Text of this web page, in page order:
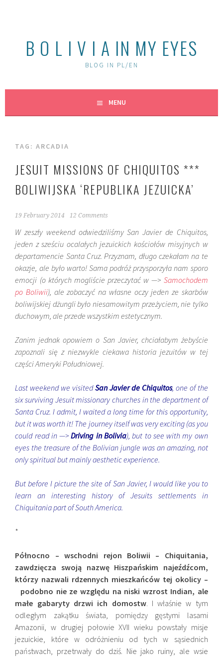
B O L I V I A IN MY EYES
BLOG IN PL/EN
MENU
TAG:ARCADIA
JESUIT MISSIONS OF CHIQUITOS ***
BOLIWIJSKA ‘REPUBLIKA JEZUICKA’
19 February 2014 12 Comments
W zeszły weekend odwiedziliśmy San Javier de Chiquitos,
jeden z sześciu ocalałych jezuickich kościołów misyjnych w
departamencie Santa Cruz. Przyznam, długo czekałam na te
okazje, ale było warto! Sama podróż przysporzyła nam sporo
emocji (o których mogliście przeczytać w —> Samochodem
po Boliwii), ale zobaczyć na własne oczy jeden ze skarbów
boliwijskiej dżungli było niesamowitym przeżyciem, nie tylko
duchowym, ale przede wszystkim estetycznym.
Zanim jednak opowiem o San Javier, chciałabym żebyście
zapoznali się z niezwykle ciekawa historia jezuitów w tej
części Ameryki Południowej.
Last weekend we visitedSan Javier de Chiquitos, one of the
six surviving Jesuit missionary churches in the department of
Santa Cruz. I admit, I waited a long time for this opportunity,
but it was worth it! The journey itself was very exciting (as you
could read in —>Driving in Bolivia), but to see with my own
eyes the treasure of the Bolivian jungle was an amazing, not
only spiritual but mainly aesthetic experience.
But before I picture the site of San Javier, I would like you to
learn an interesting history of Jesuits settlements in
Chiquitania part of South America.
*
Północno – wschodni rejon Boliwii – Chiquitania,
zawdzięcza swoją nazwę Hiszpańskim najeźdźcom,
którzy nazwali rdzennych mieszkańców tej okolicy –
podobno nie ze względu na niski wzrost Indian, ale
małe gabaryty drzwi ich domostw. I właśnie w tym
odległym zakątku świata, pomiędzy gęstymi lasami
Amazonii, w drugiej połowie XVII wieku powstały misje
jezuickie, które w odróżnieniu od tych w sąsiednich
państwach, przetrwały do dziś. Nie jako ruiny, ale wsie